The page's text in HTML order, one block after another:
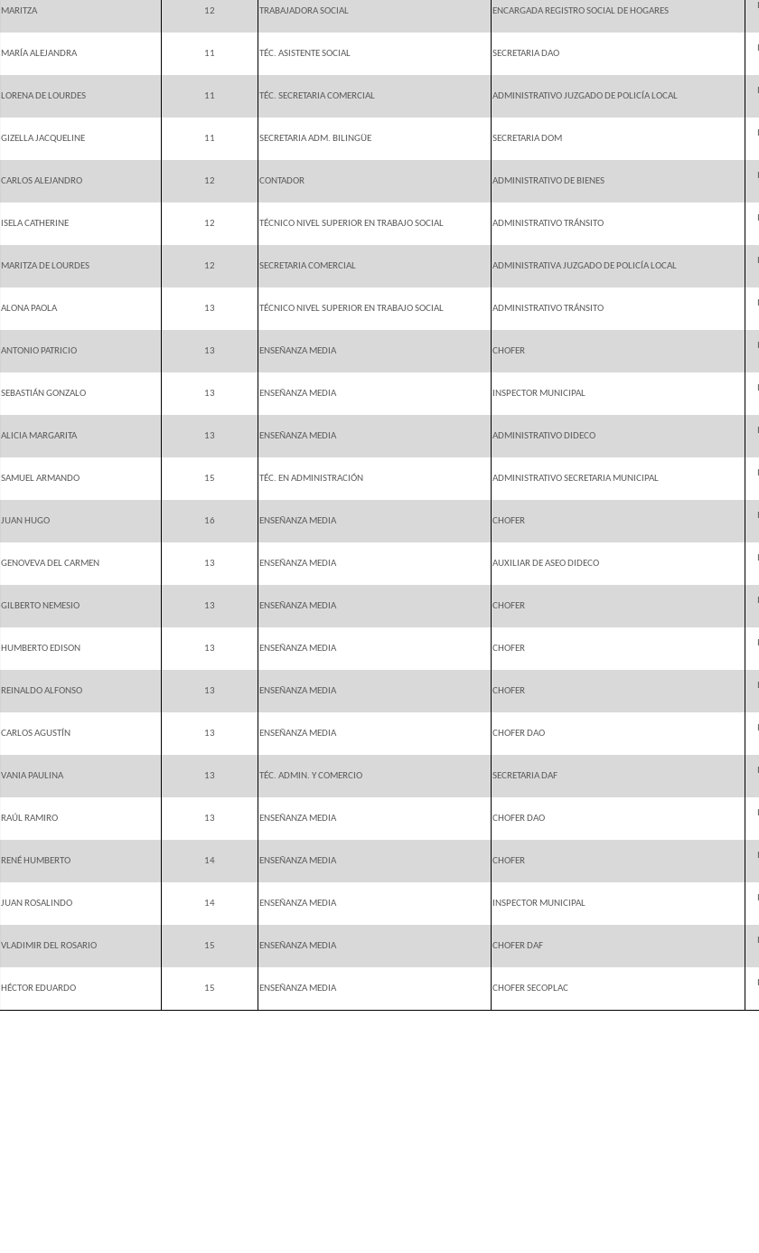
MARITZA 12 TRABAJADORA SOCIAL ENCARGADA REGISTRO SOCIAL DE HOGARES
MARÍA ALEJANDRA 11 TÉC. ASISTENTE SOCIAL SECRETARIA DAO
LORENA DE LOURDES 11 TÉC. SECRETARIA COMERCIAL ADMINISTRATIVO JUZGADO DE POLICÍA LOCAL
GIZELLA JACQUELINE 11 SECRETARIA ADM. BILINGÜE SECRETARIA DOM
CARLOS ALEJANDRO 12 CONTADOR ADMINISTRATIVO DE BIENES
ISELA CATHERINE 12 TÉCNICO NIVEL SUPERIOR EN TRABAJO SOCIAL ADMINISTRATIVO TRÁNSITO
MARITZA DE LOURDES 12 SECRETARIA COMERCIAL ADMINISTRATIVA JUZGADO DE POLICÍA LOCAL
ALONA PAOLA 13 TÉCNICO NIVEL SUPERIOR EN TRABAJO SOCIAL ADMINISTRATIVO TRÁNSITO
ANTONIO PATRICIO 13 ENSEÑANZA MEDIA CHOFER
SEBASTIÁN GONZALO 13 ENSEÑANZA MEDIA INSPECTOR MUNICIPAL
ALICIA MARGARITA 13 ENSEÑANZA MEDIA ADMINISTRATIVO DIDECO
SAMUEL ARMANDO 15 TÉC. EN ADMINISTRACIÓN ADMINISTRATIVO SECRETARIA MUNICIPAL
JUAN HUGO 16 ENSEÑANZA MEDIA CHOFER
GENOVEVA DEL CARMEN 13 ENSEÑANZA MEDIA AUXILIAR DE ASEO DIDECO
GILBERTO NEMESIO 13 ENSEÑANZA MEDIA CHOFER
HUMBERTO EDISON 13 ENSEÑANZA MEDIA CHOFER
REINALDO ALFONSO 13 ENSEÑANZA MEDIA CHOFER
CARLOS AGUSTÍN 13 ENSEÑANZA MEDIA CHOFER DAO
VANIA PAULINA 13 TÉC. ADMIN. Y COMERCIO SECRETARIA DAF
RAÚL RAMIRO 13 ENSEÑANZA MEDIA CHOFER DAO
RENÉ HUMBERTO 14 ENSEÑANZA MEDIA CHOFER
JUAN ROSALINDO 14 ENSEÑANZA MEDIA INSPECTOR MUNICIPAL
VLADIMIR DEL ROSARIO 15 ENSEÑANZA MEDIA CHOFER DAF
HÉCTOR EDUARDO 15 ENSEÑANZA MEDIA CHOFER SECOPLAC